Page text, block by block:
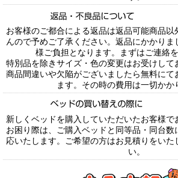
お客様のご都合による返品は返品可能商品以
んので予めご了承ください。返品にかかりま
様ご負担となります。まずはご連絡を
特別品を除きサイズ・色の変更はお受けして
商品間違いや欠陥がございましたら無料にて
ます。その時の費用は一切かか
新しくベッドを購入していただいたお客様で
お困り際は、ご購入ベッドと同等品・同台数
応いたします。ご希望の方はお見積りをいた
い。